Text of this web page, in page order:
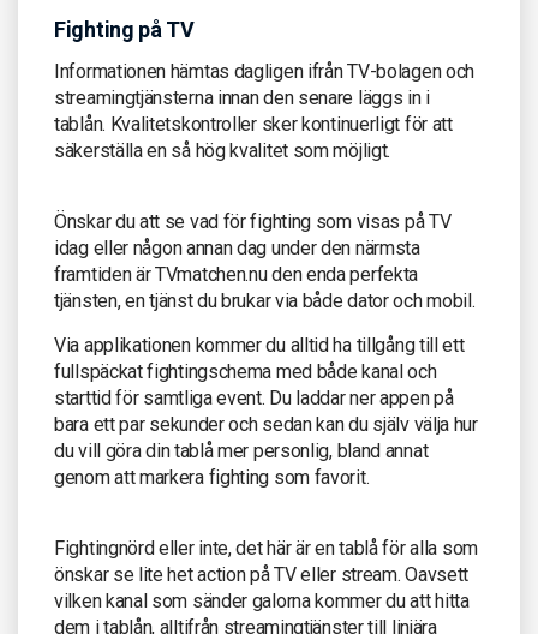
Fighting på TV
Informationen hämtas dagligen ifrån TV-bolagen och
streamingtjänsterna innan den senare läggs in i
tablån. Kvalitetskontroller sker kontinuerligt för att
säkerställa en så hög kvalitet som möjligt.
Önskar du att se vad för fighting som visas på TV
idag eller någon annan dag under den närmsta
framtiden är TVmatchen.nu den enda perfekta
tjänsten, en tjänst du brukar via både dator och mobil.
Via applikationen kommer du alltid ha tillgång till ett
fullspäckat fightingschema med både kanal och
starttid för samtliga event. Du laddar ner appen på
bara ett par sekunder och sedan kan du själv välja hur
du vill göra din tablå mer personlig, bland annat
genom att markera fighting som favorit.
Fightingnörd eller inte, det här är en tablå för alla som
önskar se lite het action på TV eller stream. Oavsett
vilken kanal som sänder galorna kommer du att hitta
dem i tablån, alltifrån streamingtjänster till linjära